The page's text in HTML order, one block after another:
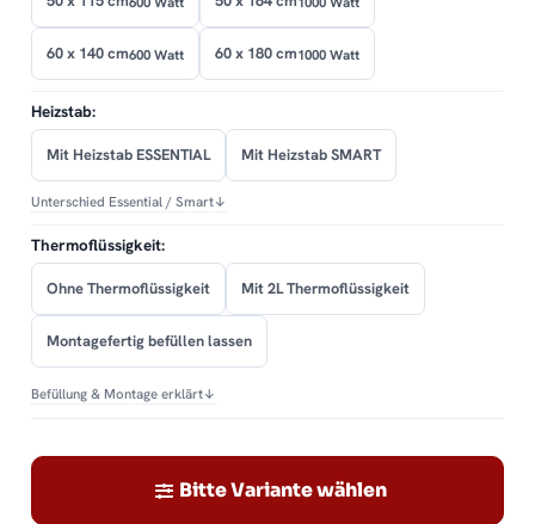
60 x 140 cm600 Watt 60 x 180 cm1000 Watt
Heizstab:
Mit Heizstab ESSENTIAL Mit Heizstab SMART
Unterschied Essential / Smart↓
Thermoflüssigkeit:
Ohne Thermoflüssigkeit Mit 2L Thermoflüssigkeit
Montagefertig befüllen lassen
Befüllung & Montage erklärt↓
Bitte Variante wählen